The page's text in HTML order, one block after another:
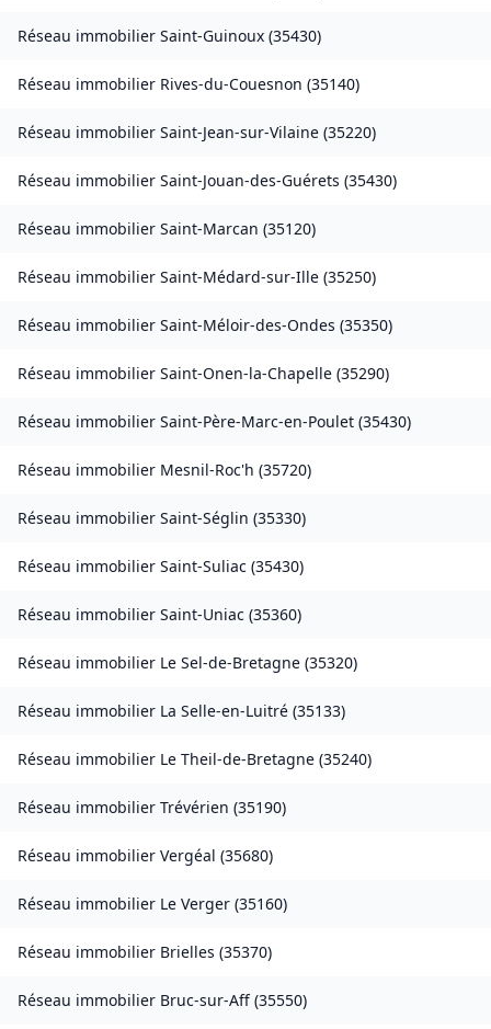
Réseau immobilier Saint-Guinoux (35430)
Réseau immobilier Rives-du-Couesnon (35140)
Réseau immobilier Saint-Jean-sur-Vilaine (35220)
Réseau immobilier Saint-Jouan-des-Guérets (35430)
Réseau immobilier Saint-Marcan (35120)
Réseau immobilier Saint-Médard-sur-Ille (35250)
Réseau immobilier Saint-Méloir-des-Ondes (35350)
Réseau immobilier Saint-Onen-la-Chapelle (35290)
Réseau immobilier Saint-Père-Marc-en-Poulet (35430)
Réseau immobilier Mesnil-Roc'h (35720)
Réseau immobilier Saint-Séglin (35330)
Réseau immobilier Saint-Suliac (35430)
Réseau immobilier Saint-Uniac (35360)
Réseau immobilier Le Sel-de-Bretagne (35320)
Réseau immobilier La Selle-en-Luitré (35133)
Réseau immobilier Le Theil-de-Bretagne (35240)
Réseau immobilier Trévérien (35190)
Réseau immobilier Vergéal (35680)
Réseau immobilier Le Verger (35160)
Réseau immobilier Brielles (35370)
Réseau immobilier Bruc-sur-Aff (35550)